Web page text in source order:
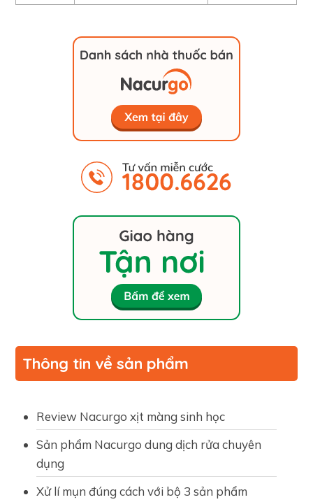
Thông tin về sản phẩm
Review Nacurgo xịt màng sinh học
Sản phẩm Nacurgo dung dịch rửa chuyên
dụng
Xử lí mụn đúng cách với bộ 3 sản phẩm